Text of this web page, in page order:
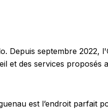
Depuis septembre 2022,
et des services proposés
est l’endroit parfait